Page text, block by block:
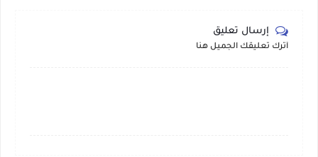
إرسال تعليق
أترك تعليقك الجميل هنا